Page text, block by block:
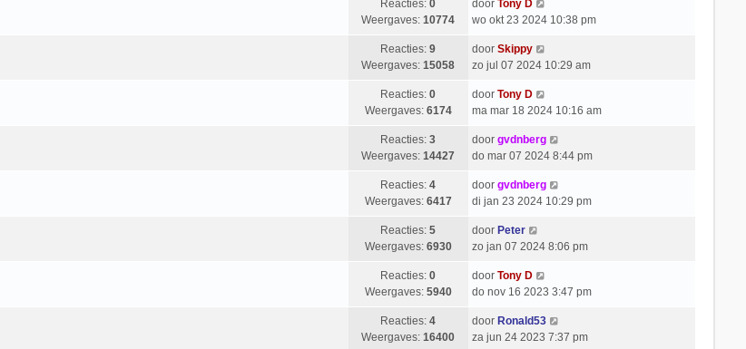
Reacties:0
Weergaves:10774
door Tony D
wo okt 23 2024 10:38 pm
Reacties:9
Weergaves:15058
door Skippy
zo jul 07 2024 10:29 am
Reacties:0
Weergaves: 6174
door Tony D
ma mar 18 2024 10:16 am
Reacties:3
Weergaves:14427
door gvdnberg
do mar 07 2024 8:44 pm
Reacties:4
Weergaves: 6417
door gvdnberg
di jan 23 2024 10:29 pm
Reacties:5
Weergaves: 6930
door Peter
zo jan 07 2024 8:06 pm
Reacties:0
Weergaves: 5940
door Tony D
do nov 16 2023 3:47 pm
Reacties:4
Weergaves:16400
door Ronald53
za jun 24 2023 7:37 pm